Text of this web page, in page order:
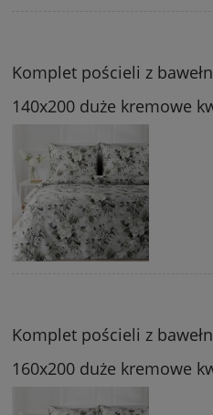
Komplet pościeli z
140x200 duże kremowe
Komplet pościeli z
160x200 duże kremowe